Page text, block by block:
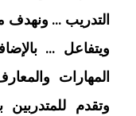
التدريب … ونهدف
ويتفاعل …
المهارات
وتقدم